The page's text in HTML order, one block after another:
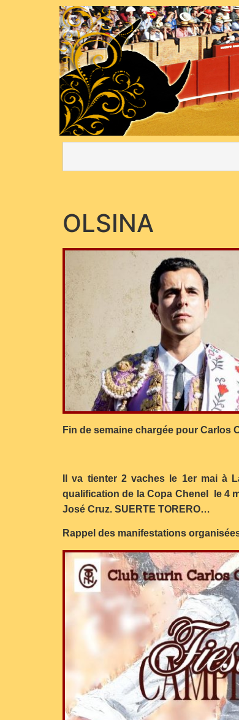
OLSINA
Fin de semaine chargée pour Carlos
Il va tienter 2 vaches le 1er mai à
qualification de la Copa Chenel le 4
José Cruz. SUERTE TORERO…
Rappel des manifestations